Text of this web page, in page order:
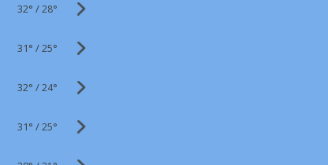
32° /28°
31° /25°
32° /24°
31° /25°